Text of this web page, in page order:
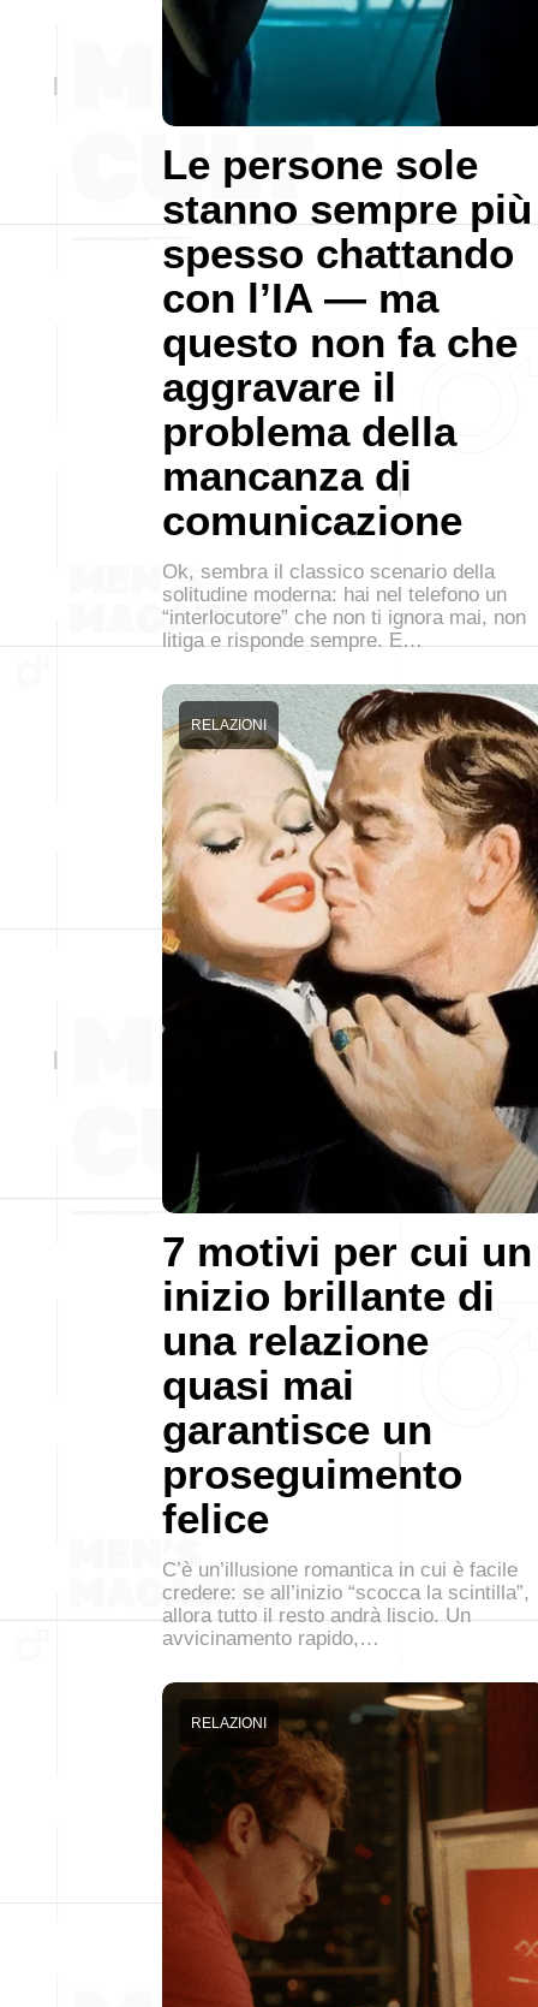
Le persone sole
stanno sempre più
spesso chattando
con l’IA — ma
questo non fa che
aggravare il
problema della
mancanza di
comunicazione
Ok, sembra il classico scenario della
solitudine moderna: hai nel telefono un
“interlocutore” che non ti ignora mai, non
litiga e risponde sempre. E…
7 motivi per cui un
inizio brillante di
una relazione
quasi mai
garantisce un
proseguimento
felice
RELAZIONI
C’è un’illusione romantica in cui è facile
credere: se all’inizio “scocca la scintilla”,
allora tutto il resto andrà liscio. Un
avvicinamento rapido,…
RELAZIONI